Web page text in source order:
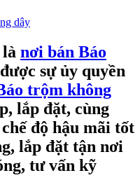
dây
nơi bán Báo
sự ủy quyền
trộm không
lắp đặt, cùng
độ hậu mãi tốt
lắp đặt tận nơi
tư vấn kỹ